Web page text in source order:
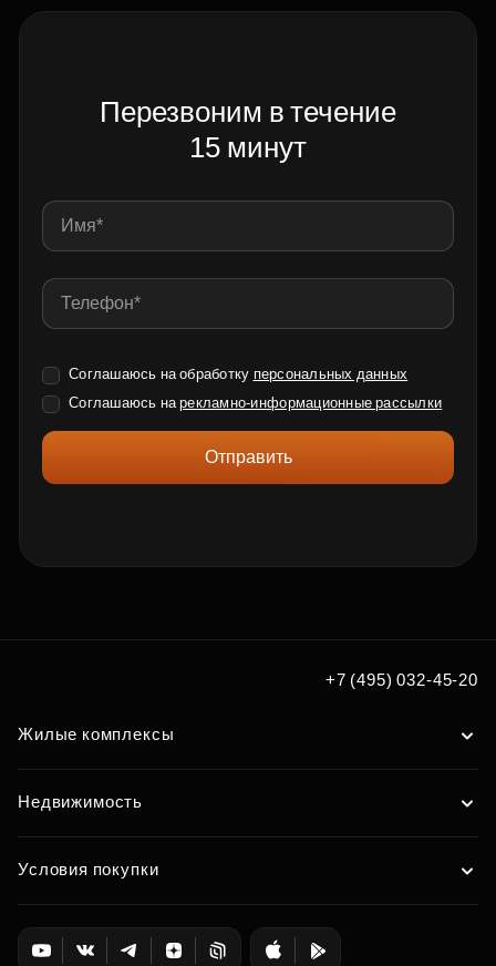
Перезвоним в течение
15 минут
Соглашаюсь на обработку персональных данных
Соглашаюсь нарекламно-информационные рассылки
Отправить
+7 (495) 032-45-20
Жилые комплексы
Недвижимость
Условия покупки